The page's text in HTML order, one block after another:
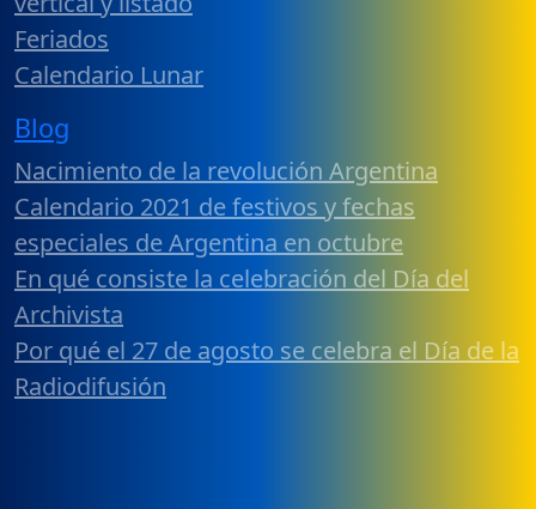
Feriados
Calendario Lunar
Blog
Nacimiento de la revolución Argentina
Calendario 2021 de festivos y fechas
especiales de Argentina en octubre
En qué consiste la celebración del Día del
Archivista
Por qué el 27 de agosto se celebra el Día de la
Radiodifusión